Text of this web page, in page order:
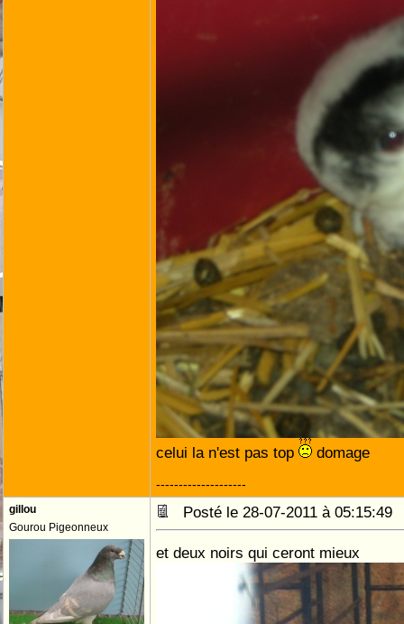
celui la n'est pas top domage
--------------------
gillou
Gourou Pigeonneux
Posté le 28-07-2011 à
et deux noirs qui ceront mieux